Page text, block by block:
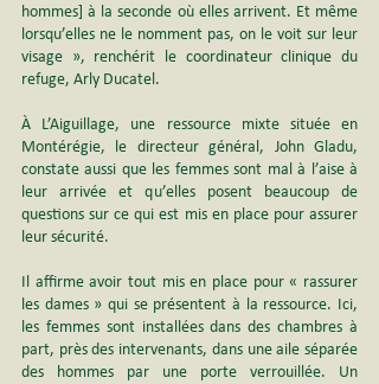
hommes] à la seconde où elles arrivent. Et même
lorsqu’elles ne le nomment pas, on le voit sur leur
visage », renchérit le coordinateur clinique du
refuge, Arly Ducatel.
À L’Aiguillage, une ressource mixte située en
Montérégie, le directeur général, John Gladu,
constate aussi que les femmes sont mal à l’aise à
leur arrivée et qu’elles posent beaucoup de
questions sur ce qui est mis en place pour assurer
leur sécurité.
Il affirme avoir tout mis en place pour « rassurer
les dames » qui se présentent à la ressource. Ici,
les femmes sont installées dans des chambres à
part, près des intervenants, dans une aile séparée
des hommes par une porte verrouillée. Un